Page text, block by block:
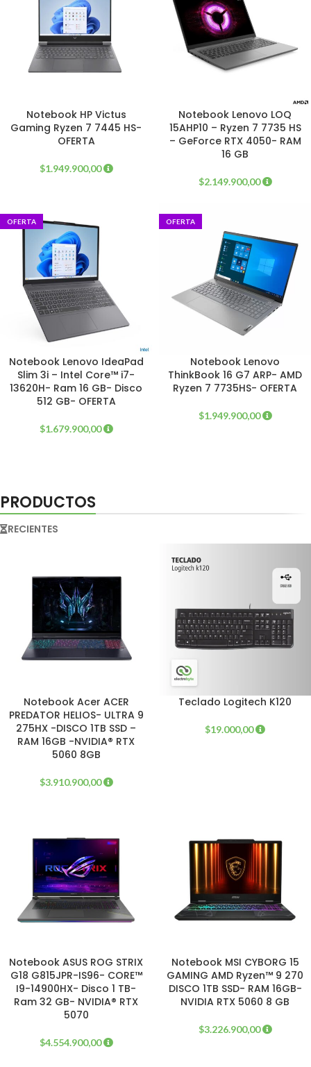
Notebook HP Victus
Gaming Ryzen 7 7445 HS-
OFERTA
$1.949.900,00
Notebook Lenovo LOQ
15AHP10 – Ryzen 7 7735 HS
– GeForce RTX 4050- RAM
16 GB
$2.149.900,00
OFERTA
Notebook Lenovo IdeaPad
Slim 3i – Intel Core™ i7-
13620H- Ram 16 GB- Disco
512 GB- OFERTA
$1.679.900,00
OFERTA
Notebook Lenovo
ThinkBook 16 G7 ARP- AMD
Ryzen 7 7735HS- OFERTA
$1.949.900,00
PRODUCTOS
RECIENTES
Notebook Acer ACER
PREDATOR HELIOS- ULTRA 9
275HX -DISCO 1TB SSD –
RAM 16GB -NVIDIA® RTX
5060 8GB
$3.910.900,00
Teclado Logitech K120
$19.000,00
Notebook ASUS ROG STRIX
G18 G815JPR-IS96- CORE™
I9-14900HX- Disco 1 TB-
Ram 32 GB- NVIDIA® RTX
5070
$4.554.900,00
Notebook MSI CYBORG 15
GAMING AMD Ryzen™ 9 270
DISCO 1TB SSD- RAM 16GB-
NVIDIA RTX 5060 8 GB
$3.226.900,00